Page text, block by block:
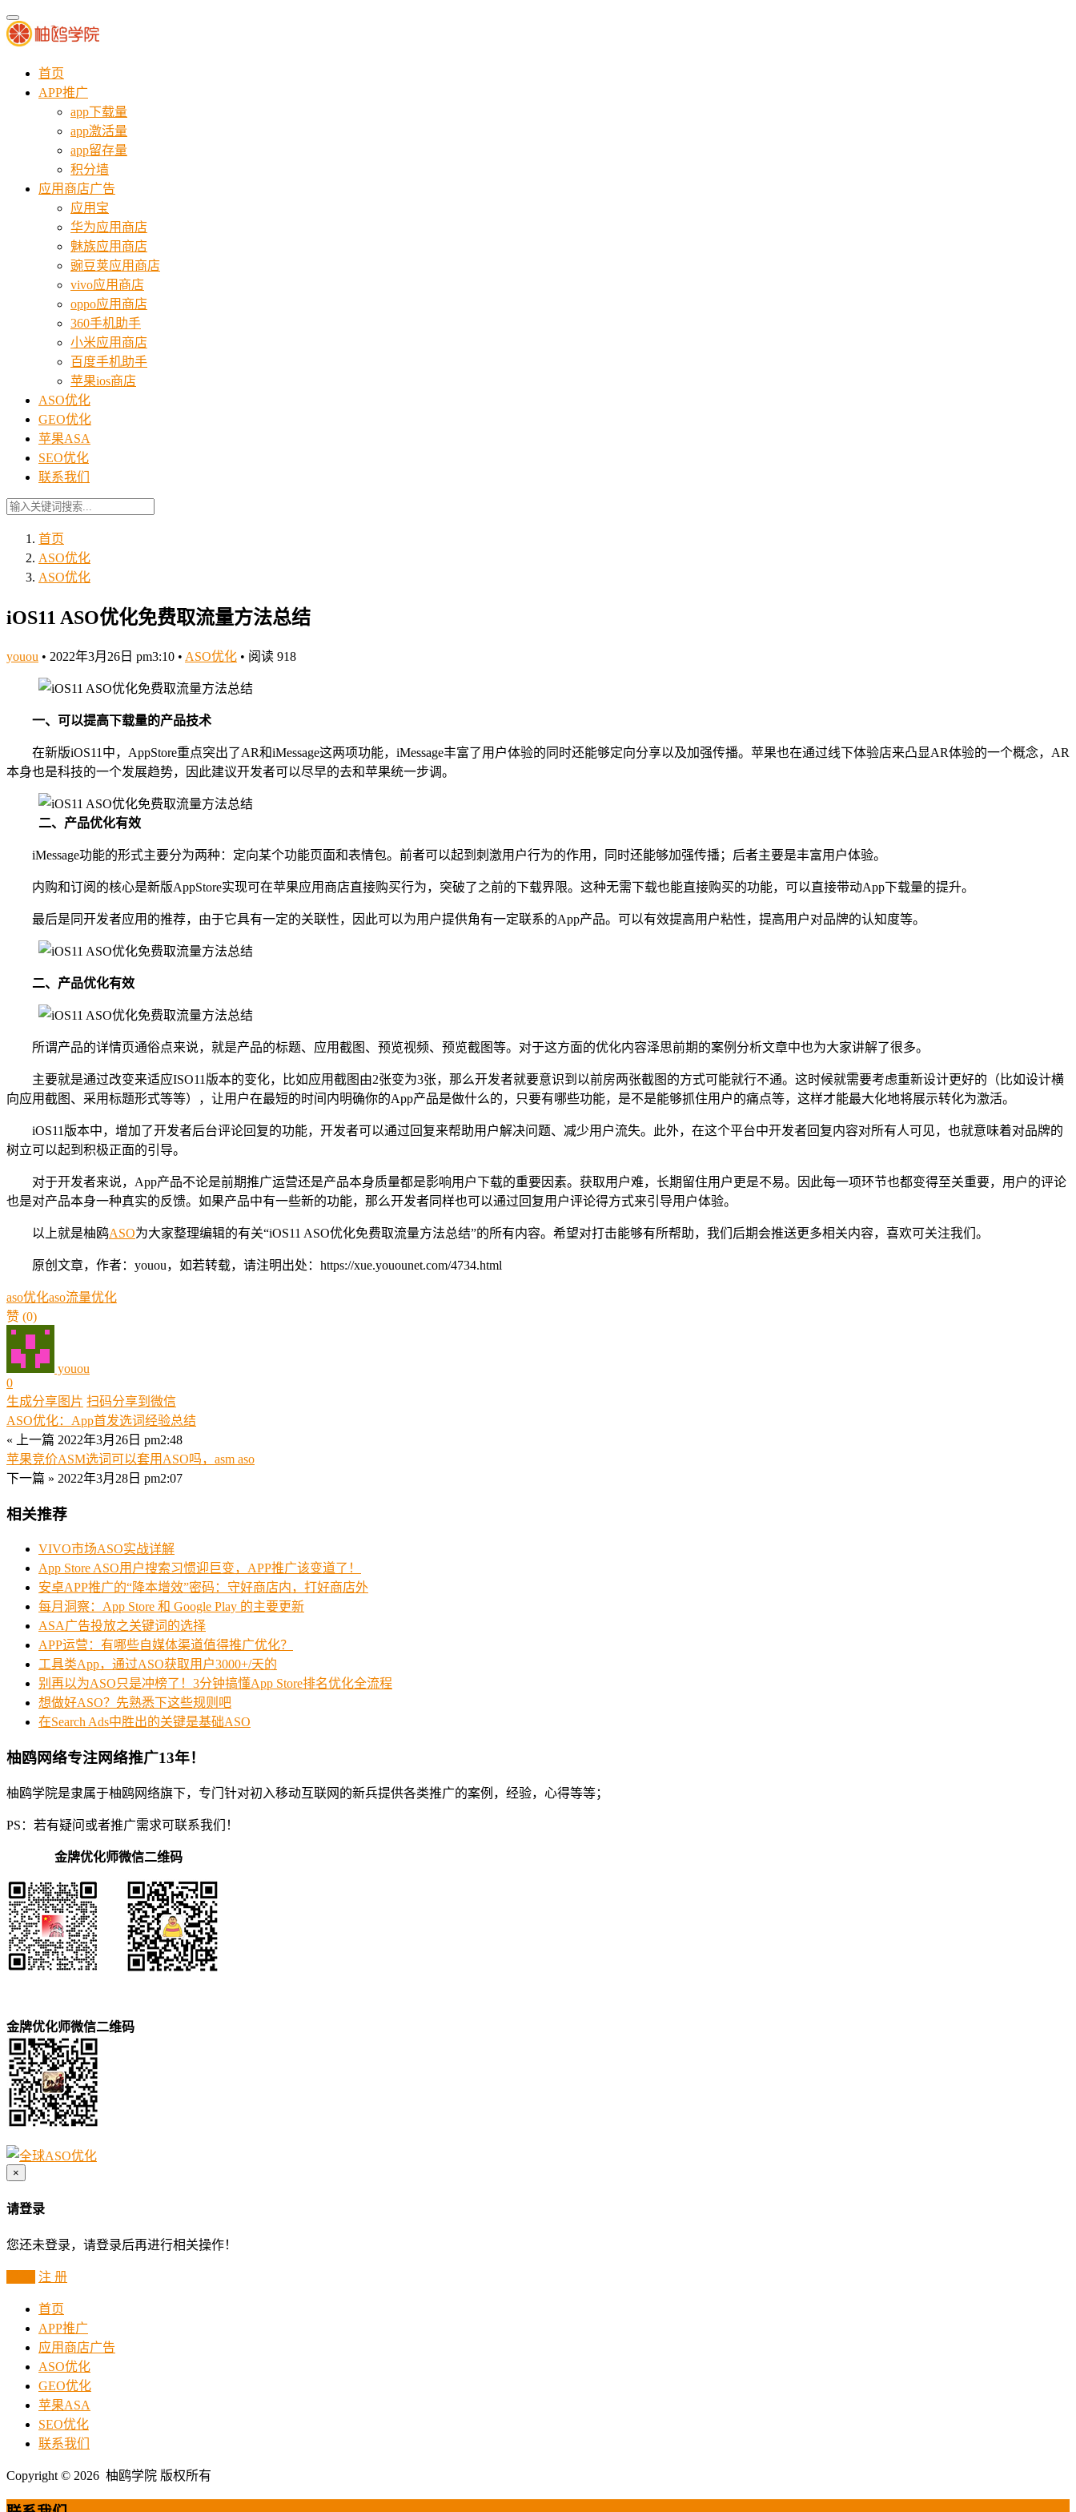
首页
APP推广
app下载量
app激活量
app留存量
积分墙
应用商店广告
应用宝
华为应用商店
魅族应用商店
豌豆荚应用商店
vivo应用商店
oppo应用商店
360手机助手
小米应用商店
百度手机助手
苹果ios商店
ASO优化
GEO优化
苹果ASA
SEO优化
联系我们
首页
ASO优化
ASO优化
iOS11 ASO优化免费取流量方法总结
youou • 2022年3月26日 pm3:10 • ASO优化 • 阅读 918
一、可以提高下载量的产品技术
在新版iOS11中，AppStore重点突出了AR和iMessage这两项功能，iMessage丰富了用户体验的同时还能够定向分享以及加强传播。苹果也在通过线下体验店来凸显AR体验的一个概念，AR
本身也是科技的一个发展趋势，因此建议开发者可以尽早的去和苹果统一步调。
二、产品优化有效
iMessage功能的形式主要分为两种：定向某个功能页面和表情包。前者可以起到刺激用户行为的作用，同时还能够加强传播；后者主要是丰富用户体验。
内购和订阅的核心是新版AppStore实现可在苹果应用商店直接购买行为，突破了之前的下载界限。这种无需下载也能直接购买的功能，可以直接带动App下载量的提升。
最后是同开发者应用的推荐，由于它具有一定的关联性，因此可以为用户提供角有一定联系的App产品。可以有效提高用户粘性，提高用户对品牌的认知度等。
二、产品优化有效
所谓产品的详情页通俗点来说，就是产品的标题、应用截图、预览视频、预览截图等。对于这方面的优化内容泽思前期的案例分析文章中也为大家讲解了很多。
主要就是通过改变来适应ISO11版本的变化，比如应用截图由2张变为3张，那么开发者就要意识到以前房两张截图的方式可能就行不通。这时候就需要考虑重新设计更好的（比如设计横
向应用截图、采用标题形式等等），让用户在最短的时间内明确你的App产品是做什么的，只要有哪些功能，是不是能够抓住用户的痛点等，这样才能最大化地将展示转化为激活。
iOS11版本中，增加了开发者后台评论回复的功能，开发者可以通过回复来帮助用户解决问题、减少用户流失。此外，在这个平台中开发者回复内容对所有人可见，也就意味着对品牌的
树立可以起到积极正面的引导。
对于开发者来说，App产品不论是前期推广运营还是产品本身质量都是影响用户下载的重要因素。获取用户难，长期留住用户更是不易。因此每一项环节也都变得至关重要，用户的评论
也是对产品本身一种真实的反馈。如果产品中有一些新的功能，那么开发者同样也可以通过回复用户评论得方式来引导用户体验。
以上就是柚鸥ASO为大家整理编辑的有关“iOS11 ASO优化免费取流量方法总结”的所有内容。希望对打击能够有所帮助，我们后期会推送更多相关内容，喜欢可关注我们。
原创文章，作者：youou，如若转载，请注明出处：https://xue.youounet.com/4734.html
aso优化aso流量优化
赞 (0)
youou
0
生成分享图片 扫码分享到微信
ASO优化：App首发选词经验总结
« 上一篇 2022年3月26日 pm2:48
苹果竞价ASM选词可以套用ASO吗，asm aso
下一篇 » 2022年3月28日 pm2:07
相关推荐
VIVO市场ASO实战详解
App Store ASO用户搜索习惯迎巨变，APP推广该变道了！
安卓APP推广的“降本增效”密码：守好商店内，打好商店外
每月洞察：App Store 和 Google Play 的主要更新
ASA广告投放之关键词的选择
APP运营：有哪些自媒体渠道值得推广优化？
工具类App，通过ASO获取用户3000+/天的
别再以为ASO只是冲榜了！3分钟搞懂App Store排名优化全流程
想做好ASO？先熟悉下这些规则吧
在Search Ads中胜出的关键是基础ASO
柚鸥网络专注网络推广13年！
柚鸥学院是隶属于柚鸥网络旗下，专门针对初入移动互联网的新兵提供各类推广的案例，经验，心得等等；
PS：若有疑问或者推广需求可联系我们！
金牌优化师微信二维码
金牌优化师微信二维码
×
请登录
您还未登录，请登录后再进行相关操作！
注 册
首页
APP推广
应用商店广告
ASO优化
GEO优化
苹果ASA
SEO优化
联系我们
Copyright © 2026 柚鸥学院 版权所有